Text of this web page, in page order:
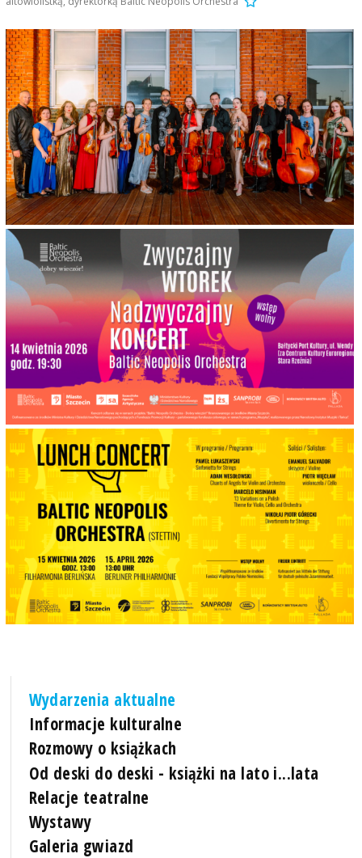
Wydarzenia aktualne
Informacje kulturalne
Rozmowy o książkach
Od deski do deski - książki na lato i...lata
Relacje teatralne
Wystawy
Galeria gwiazd